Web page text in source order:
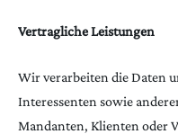
Vertragliche Leistungen
Wir verarbeiten die Daten
Interessenten sowie
Mandanten, Klienten oder